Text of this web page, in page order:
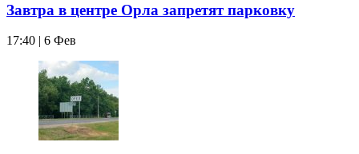
Завтра в центре Орла запретят парковку
17:40 | 6 Фев